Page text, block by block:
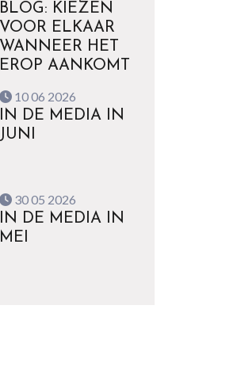
BLOG: KIEZEN
VOOR ELKAAR
WANNEER HET
EROP AANKOMT
10 06 2026
IN DE MEDIA IN
JUNI
30 05 2026
IN DE MEDIA IN
MEI